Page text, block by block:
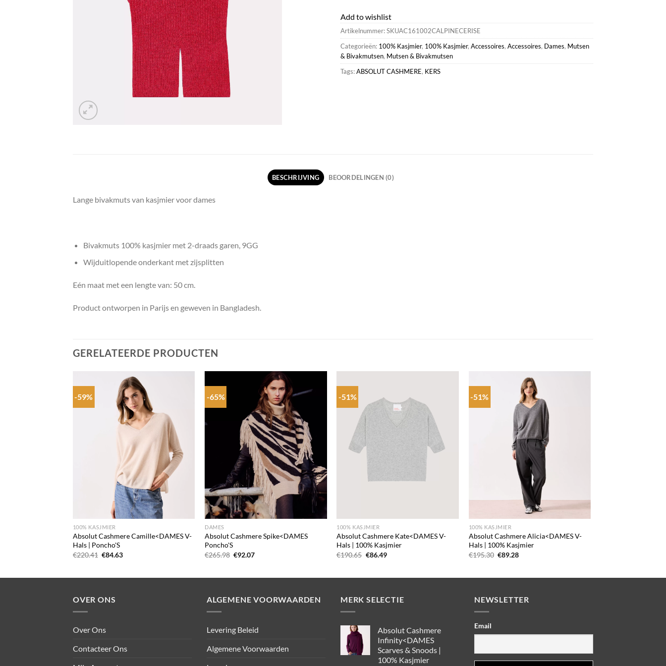
Add to wishlist
Artikelnummer:SKUAC161002CALPINECERISE
Categorieën: 100% Kasjmier, 100% Kasjmier, Accessoires, Accessoires, Dames, Mutsen
& Bivakmutsen, Mutsen & Bivakmutsen
Tags:ABSOLUT CASHMERE, KERS
BESCHRIJVING BEOORDELINGEN (0)
Lange bivakmuts van kasjmier voor dames
Bivakmuts 100% kasjmier met 2-draads garen, 9GG
Wijduitlopende onderkant met zijsplitten
Eén maat met een lengte van: 50 cm.
Product ontworpen in Parijs en geweven in Bangladesh.
GERELATEERDE PRODUCTEN
-59%
100% KASJMIER
Absolut Cashmere Camille<DAMES V-
Hals | Poncho'S
€220.41 Oorspronkelijke
€84.63Huidige
-65%
+
DAMES
Absolut Cashmere Spike<DAMES
Poncho'S
€265.98 Oorspronkelijke
€92.07Huidige
-51%
100% KASJMIER
Absolut Cashmere Kate<DAMES V-
Hals | 100% Kasjmier
€190.65 Oorspronkelijke
€86.49Huidige
-51%
100% KASJMIER
Absolut Cashmere Alicia<DAMES V-
Hals | 100% Kasjmier
€195.30 Oorspronkelijke
€89.28Huidige
OVER ONS
Over Ons
Contacteer Ons
ALGEMENE VOORWAARDEN
Levering Beleid
Algemene Voorwaarden
MERK SELECTIE
Absolut Cashmere
Infinity<DAMES
Scarves & Snoods |
100% Kasjmier
NEWSLETTER
Email